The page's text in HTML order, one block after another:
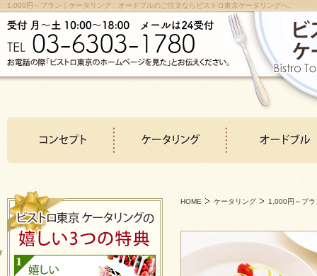
1,000円～プラン｜ケータリング、オードブルのご注文ならビストロ東京ケータリングへ。
HOME ケータリング 1,000円～プラ